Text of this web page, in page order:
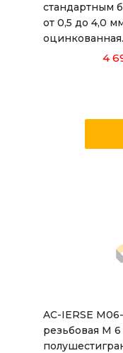
стандартным
от 0,5 до 4,0
оцинкованная.
4
AC-IERSE
резьбовая М